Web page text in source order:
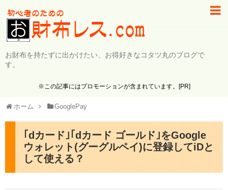
お財布を持たずに出かけたい、お得好きなコタツ丸のブログで
す。
※この記事にはプロモーションが含まれています。[PR]
ホーム GooglePay
｢dカード｣｢dカード ゴールド｣をGoogle
ウォレット(グーグルペイ)に登録してiDと
して使える？